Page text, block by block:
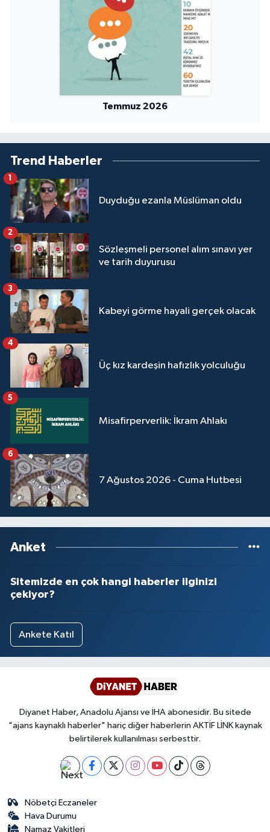
Temmuz 2026
Trend Haberler
Duyduğu ezanla Müslüman oldu
1
Sözleşmeli personel alım sınavı yer
ve tarih duyurusu
2
Kabeyi görme hayali gerçek olacak
3
Üç kız kardeşin hafızlık yolculuğu
4
Misafirperverlik: İkram Ahlakı
5
7 Ağustos 2026 - Cuma Hutbesi
6
Anket
Sitemizde en çok hangi haberler ilginizi
çekiyor?
Ankete Katıl
Diyanet Haber, Anadolu Ajansı ve İHA abonesidir. Bu sitede
"ajans kaynaklı haberler" hariç diğer haberlerin AKTİF LİNK kaynak
belirtilerek kullanılması serbesttir.
Nöbetçi Eczaneler
Hava Durumu
Namaz Vakitleri